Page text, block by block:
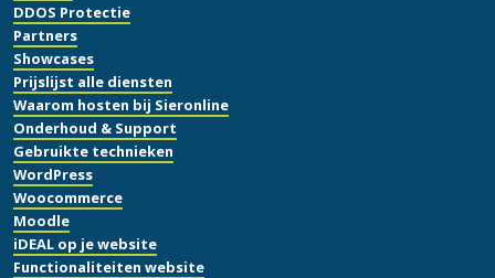
DDOS Protectie
Partners
Showcases
Prijslijst alle diensten
Waarom hosten bij Sieronline
Onderhoud & Support
Gebruikte technieken
WordPress
Woocommerce
Moodle
iDEAL op je website
Functionaliteiten website